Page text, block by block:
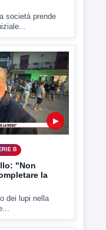
dei
società prende
▶
B
"Non
la
dei lupi nella